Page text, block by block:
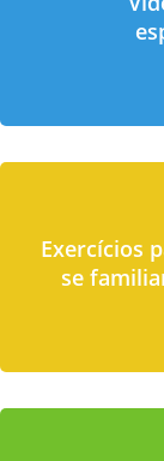
Exercícios
se